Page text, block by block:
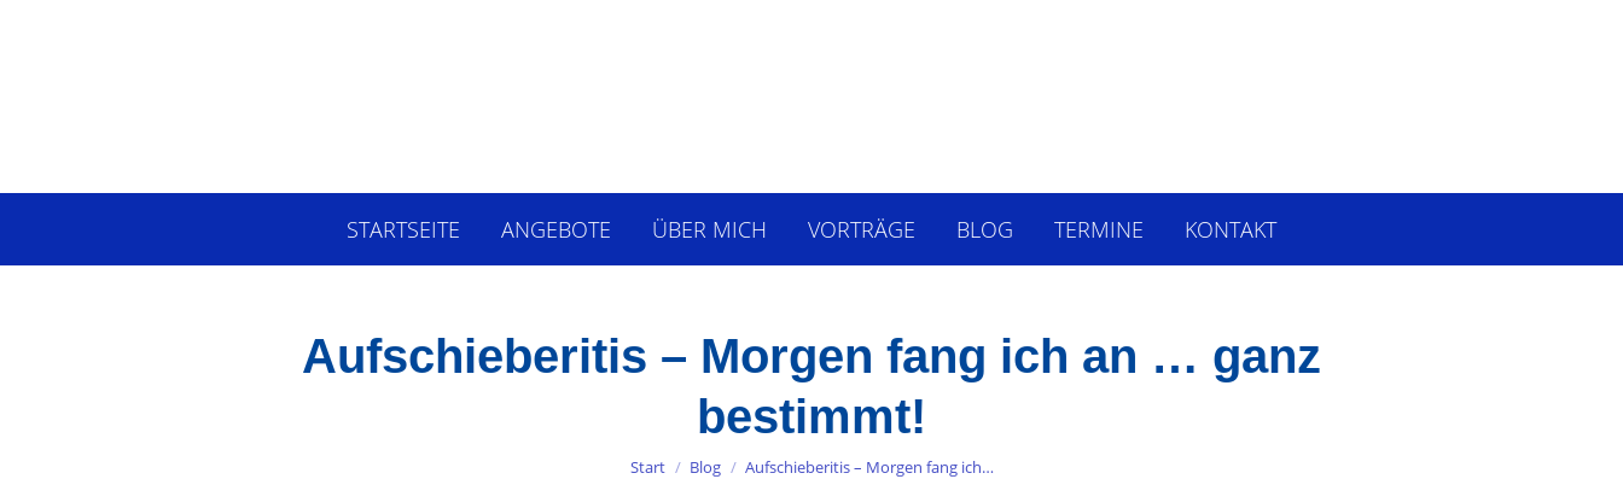
STARTSEITE ANGEBOTE ÜBER MICH VORTRÄGE BLOG TERMINE KONTAKT
Aufschieberitis – Morgen fang ich an … ganz
bestimmt!
Sie befinden sich hier:
Start Blog Aufschieberitis – Morgen fang ich…